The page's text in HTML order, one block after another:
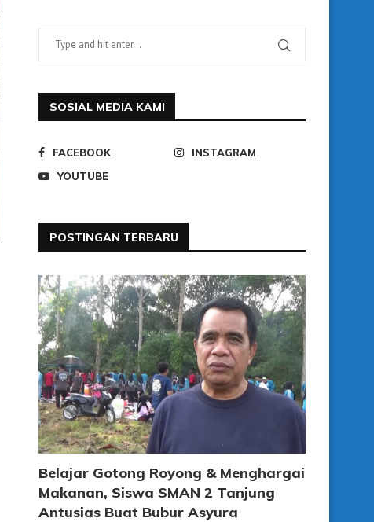
SOSIAL MEDIA KAMI
FACEBOOK
INSTAGRAM
YOUTUBE
POSTINGAN TERBARU
Belajar Gotong Royong & Menghargai
Makanan, Siswa SMAN 2 Tanjung
Antusias Buat Bubur Asyura